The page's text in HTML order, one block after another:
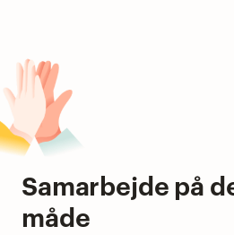
Samarbejde på
måde